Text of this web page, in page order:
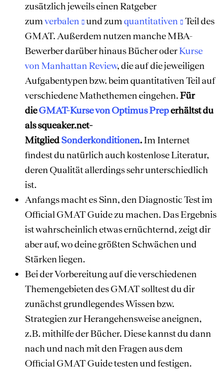
zusätzlich jeweils einen Ratgeber
zum verbalen und zum quantitativen
Teil des
GMAT. Außerdem nutzen manche MBA-
Bewerber darüber hinaus Bücher oderKurse
von Manhattan Review, die auf die jeweiligen
Aufgabentypen bzw. beim quantitativen Teil auf
verschiedene Mathethemen eingehen.Für
dieGMAT-Kurse von Optimus Preperhältst du
als squeaker.net-
MitgliedSonderkonditionen.Im Internet
findest du natürlich auch kostenlose Literatur,
deren Qualität allerdings sehr unterschiedlich
ist.
Anfangs macht es Sinn, den Diagnostic Test im
Official GMAT Guide zu machen. Das Ergebnis
ist wahrscheinlich etwas ernüchternd, zeigt dir
aber auf, wo deine größten Schwächen und
Stärken liegen.
Bei der Vorbereitung auf die verschiedenen
Themengebieten des GMAT solltest du dir
zunächst grundlegendes Wissen bzw.
Strategien zur Herangehensweise aneignen,
z.B. mithilfe der Bücher. Diese kannst du dann
nach und nach mit den Fragen aus dem
Official GMAT Guide testen und festigen.